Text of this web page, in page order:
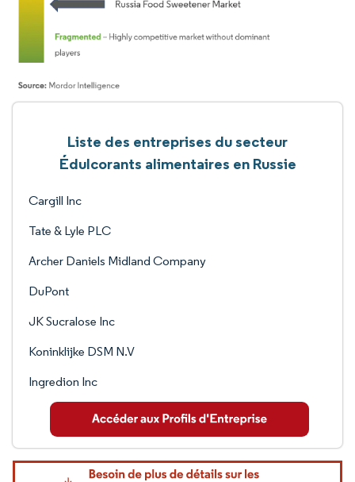
Liste des entreprises du secteur
Édulcorants alimentaires en Russie
Cargill Inc
Tate & Lyle PLC
Archer Daniels Midland Company
DuPont
JK Sucralose Inc
Koninklijke DSM N.V
Ingredion Inc